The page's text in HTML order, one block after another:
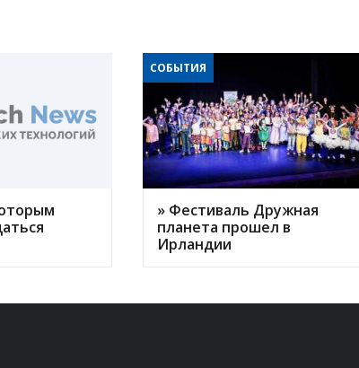
СОБЫТИЯ
» Фестиваль Дружная
планета прошел в
Ирландии